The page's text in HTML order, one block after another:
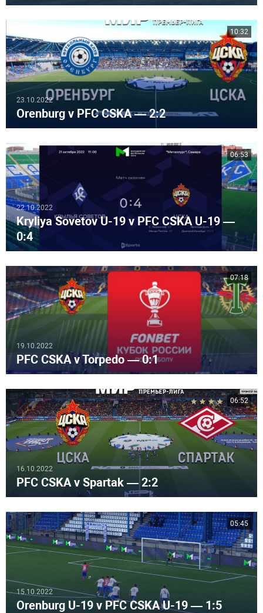
23.10.2022
Orenburg v PFC CSKA — 2:2
10:32
22.10.2022
Kryliya Sovetov U-19 v PFC CSKA U-19 —
0:4
06:53
19.10.2022
PFC CSKA v Torpedo — 0:1
07:18
16.10.2022
PFC CSKA v Spartak — 2:2
06:52
15.10.2022
Orenburg U-19 v PFC CSKA U-19 — 1:5
05:45